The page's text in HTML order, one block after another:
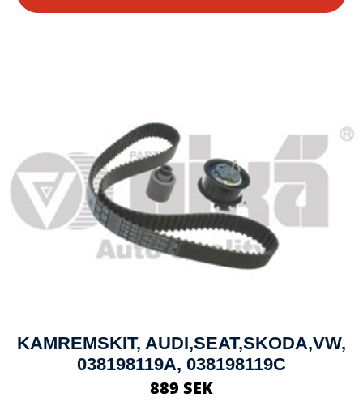
KAMREMSKIT, AUDI,SEAT,SKODA,VW,
038198119A, 038198119C
889 SEK